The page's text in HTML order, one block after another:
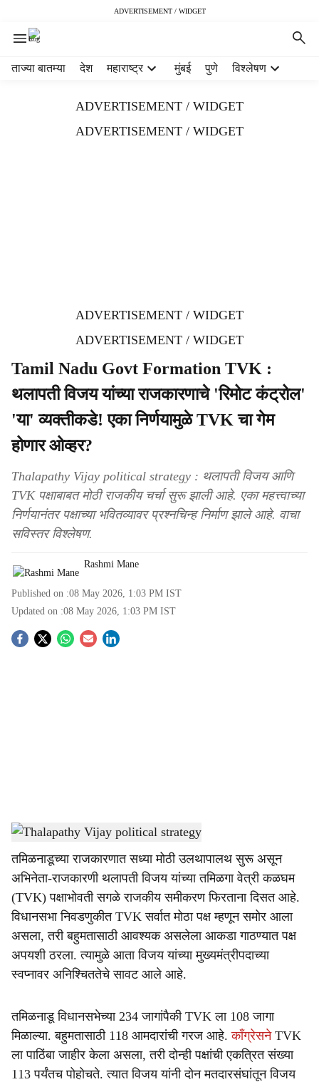
ADVERTISEMENT / WIDGET
ताज्या बातम्या देश महाराष्ट्र मुंबई पुणे विश्लेषण
ADVERTISEMENT / WIDGET
ADVERTISEMENT / WIDGET
ADVERTISEMENT / WIDGET
ADVERTISEMENT / WIDGET
Tamil Nadu Govt Formation TVK :
थलापती विजय यांच्या राजकारणाचे 'रिमोट कंट्रोल'
'या' व्यक्तीकडे! एका निर्णयामुळे TVK चा गेम
होणार ओव्हर?
Thalapathy Vijay political strategy : थलापती विजय आणि
TVK पक्षाबाबत मोठी राजकीय चर्चा सुरू झाली आहे. एका महत्त्वाच्या
निर्णयानंतर पक्षाच्या भवितव्यावर प्रश्नचिन्ह निर्माण झाले आहे. वाचा
सविस्तर विश्लेषण.
Rashmi Mane
Published on :08 May 2026, 1:03 PM IST
Updated on :08 May 2026, 1:03 PM IST
S
a
r
e
Thalapathy Vijay political strategy-Sarkarnama
तमिळनाडूच्या राजकारणात सध्या मोठी उलथापालथ सुरू असून
अभिनेता-राजकारणी थलापती विजय यांच्या तमिळगा वेत्री कळघम
(TVK) पक्षाभोवती सगळे राजकीय समीकरण फिरताना दिसत आहे.
विधानसभा निवडणुकीत TVK सर्वात मोठा पक्ष म्हणून समोर आला
असला, तरी बहुमतासाठी आवश्यक असलेला आकडा गाठण्यात पक्ष
अपयशी ठरला. त्यामुळे आता विजय यांच्या मुख्यमंत्रीपदाच्या
स्वप्नावर अनिश्चिततेचे सावट आले आहे.
तमिळनाडू विधानसभेच्या 234 जागांपैकी TVK ला 108 जागा
मिळाल्या. बहुमतासाठी 118 आमदारांची गरज आहे.काँग्रेसनेTVK
ला पाठिंबा जाहीर केला असला, तरी दोन्ही पक्षांची एकत्रित संख्या
113 पर्यंतच पोहोचते. त्यात विजय यांनी दोन मतदारसंघांतून विजय